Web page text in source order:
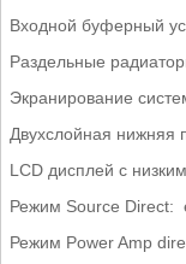
Входной буферный
Раздельные
Экранирование
Двухслойная нижняя
LCD дисплей с
Режим Source Direct:
Режим Power Amp